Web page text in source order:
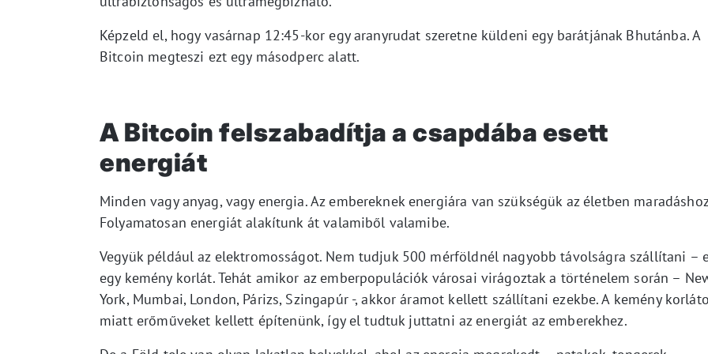
Képzeld el, hogy vasárnap 12:45-kor egy aranyrudat szeretne küldeni egy barátjának Bhutánba. A
Bitcoin megteszi ezt egy másodperc alatt.
A Bitcoin felszabadítja a csapdába esett
energiát
Minden vagy anyag, vagy energia. Az embereknek energiára van szükségük az életben
Folyamatosan energiát alakítunk át valamiből valamibe.
Vegyük például az elektromosságot. Nem tudjuk 500 mérföldnél nagyobb távolságra szállítani –
egy kemény korlát. Tehát amikor az emberpopulációk városai virágoztak a történelem során –
York, Mumbai, London, Párizs, Szingapúr -, akkor áramot kellett szállítani ezekbe. A kemény
miatt erőműveket kellett építenünk, így el tudtuk juttatni az energiát az emberekhez.